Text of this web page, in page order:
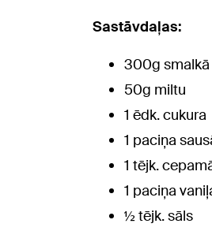
Sastāvdaļas:
300g smalkā
50g miltu
1 ēdk. cukura
1 paciņa
1 tējk.
1 paciņa
½ tējk. sāls